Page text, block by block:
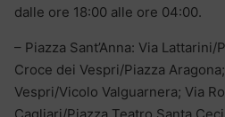
dalle ore 18:00 alle ore 04:00.
– Piazza Sant’Anna: Via Lattarini/
Croce dei Vespri/Piazza
Vespri/Vicolo Valguarnera; Via